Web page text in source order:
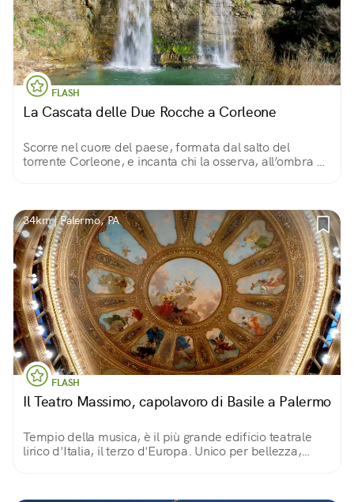
FLASH
La Cascata delle Due Rocche a Corleone
Scorre nel cuore del paese, formata dal salto del
torrente Corleone, e incanta chi la osserva, all’ombra di
34km | Palermo, PA
FLASH
Il Teatro Massimo, capolavoro di Basile a Palermo
Tempio della musica, è il più grande edificio teatrale
lirico d'Italia, il terzo d'Europa. Unico per bellezza,